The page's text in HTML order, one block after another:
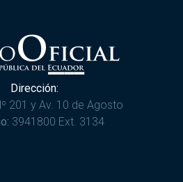
Dirección:
201 y Av. 10 de Agosto
3941800 Ext. 3134